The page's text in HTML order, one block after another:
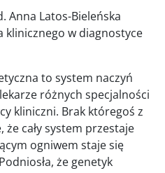
Anna Latos-Bieleńska
klinicznego w diagnostyce
to system naczyń
różnych specjalności
kliniczni. Brak któregoś z
cały system przestaje
ogniwem staje się
że genetyk